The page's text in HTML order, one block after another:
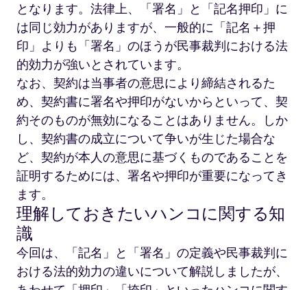
となります。法律上、「署名」と「記名押印」に
は同じ効力がありますが、一般的に「記名＋押
印」よりも「署名」のほうが民事裁判における法
的効力が強いとされています。
なお、契約は当事者の意思により締結されるた
め、契約書に署名や押印がないからといって、契
約そのものが無効になることはありません。しか
し、契約書の成立について争いが生じた場合な
ど、契約が本人の意思に基づくものであることを
証明するためには、署名や押印が重要になってき
ます。
理解しておきたいハンコに関する知
識
今回は、「記名」と「署名」の定義や民事裁判に
おける法的効力の違いについて解説しましたが、